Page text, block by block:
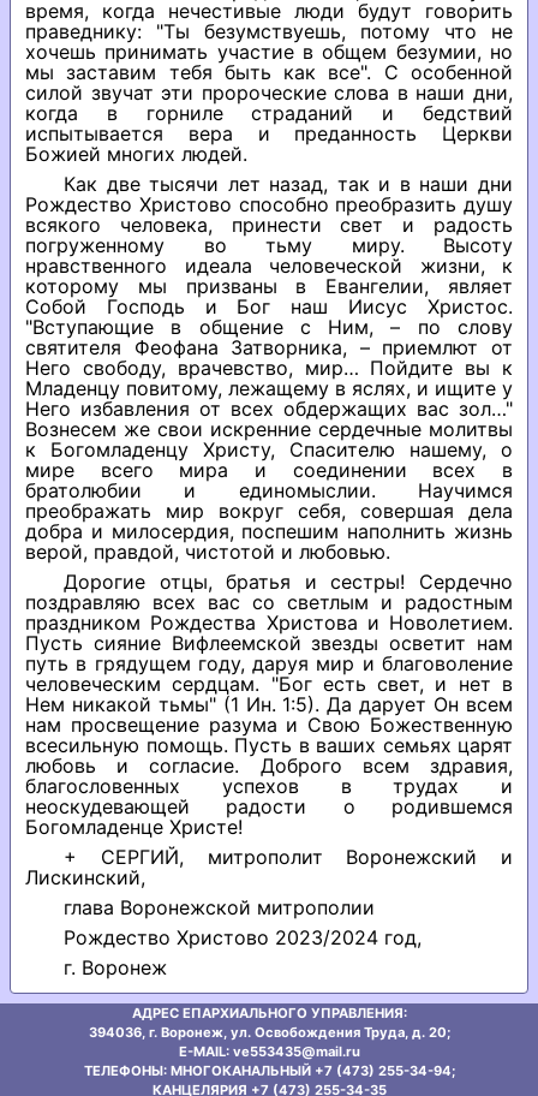
время, когда нечестивые люди будут говорить
праведнику: "Ты безумствуешь, потому что не
хочешь принимать участие в общем безумии, но
мы заставим тебя быть как все". С особенной
силой звучат эти пророческие слова в наши дни,
когда в горниле страданий и бедствий
испытывается вера и преданность Церкви
Божией многих людей.
Как две тысячи лет назад, так и в наши дни
Рождество Христово способно преобразить душу
всякого человека, принести свет и радость
погруженному во тьму миру. Высоту
нравственного идеала человеческой жизни, к
которому мы призваны в Евангелии, являет
Собой Господь и Бог наш Иисус Христос.
"Вступающие в общение с Ним, – по слову
святителя Феофана Затворника, – приемлют от
Него свободу, врачевство, мир… Пойдите вы к
Младенцу повитому, лежащему в яслях, и ищите у
Него избавления от всех обдержащих вас зол…"
Вознесем же свои искренние сердечные молитвы
к Богомладенцу Христу, Спасителю нашему, о
мире всего мира и соединении всех в
братолюбии и единомыслии. Научимся
преображать мир вокруг себя, совершая дела
добра и милосердия, поспешим наполнить жизнь
верой, правдой, чистотой и любовью.
Дорогие отцы, братья и сестры! Сердечно
поздравляю всех вас со светлым и радостным
праздником Рождества Христова и Новолетием.
Пусть сияние Вифлеемской звезды осветит нам
путь в грядущем году, даруя мир и благоволение
человеческим сердцам. "Бог есть свет, и нет в
Нем никакой тьмы" (1 Ин. 1:5). Да дарует Он всем
нам просвещение разума и Свою Божественную
всесильную помощь. Пусть в ваших семьях царят
любовь и согласие. Доброго всем здравия,
благословенных успехов в трудах и
неоскудевающей радости о родившемся
Богомладенце Христе!
+ СЕРГИЙ, митрополит Воронежский и
Лискинский,
глава Воронежской митрополии
Рождество Христово 2023/2024 год,
г. Воронеж
АДРЕС ЕПАРХИАЛЬНОГО УПРАВЛЕНИЯ:
394036, г. Воронеж, ул. Освобождения Труда, д. 20;
E-MAIL: ve553435@mаil.ru
ТЕЛЕФОНЫ: МНОГОКАНАЛЬНЫЙ +7 (473) 255-34-94;
КАНЦЕЛЯРИЯ +7 (473) 255-34-35